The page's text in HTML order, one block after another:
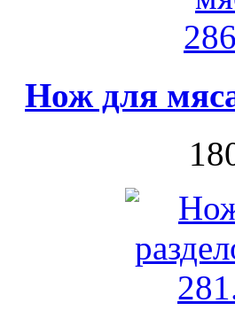
Нож для